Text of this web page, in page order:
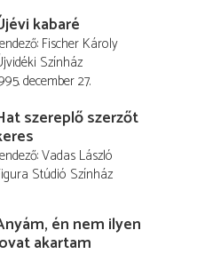
kabaré
Fischer Károly
Színház
december 27.
szereplő szerzőt
Vadas László
Stúdió Színház
én nem ilyen
akartam